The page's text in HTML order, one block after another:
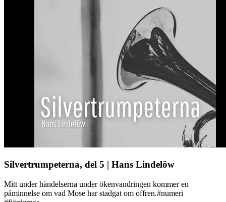
Silvertrumpeterna, del 5 | Hans Lindelöw
Mitt under händelserna under ökenvandringen kommer en
påminnelse om vad Mose har stadgat om offren.#numeri